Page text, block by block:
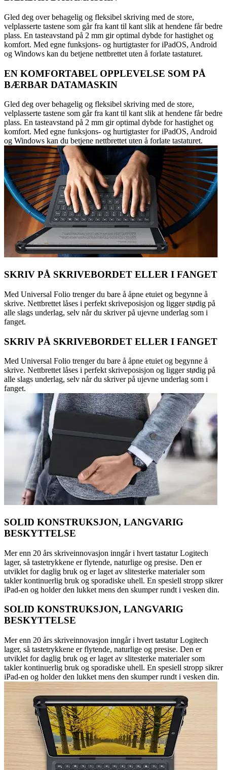
Gled deg over behagelig og fleksibel skriving med de store,
velplasserte tastene som går fra kant til kant slik at hendene får bedre
plass. En tasteavstand på 2 mm gir optimal dybde for hastighet og
komfort. Med egne funksjons- og hurtigtaster for iPadOS, Android
og Windows kan du betjene nettbrettet uten å forlate tastaturet.
EN KOMFORTABEL OPPLEVELSE SOM PÅ
BÆRBAR DATAMASKIN
Gled deg over behagelig og fleksibel skriving med de store,
velplasserte tastene som går fra kant til kant slik at hendene får bedre
plass. En tasteavstand på 2 mm gir optimal dybde for hastighet og
komfort. Med egne funksjons- og hurtigtaster for iPadOS, Android
og Windows kan du betjene nettbrettet uten å forlate tastaturet.
SKRIV PÅ SKRIVEBORDET ELLER I FANGET
Med Universal Folio trenger du bare å åpne etuiet og begynne å
skrive. Nettbrettet låses i perfekt skriveposisjon og ligger stødig på
alle slags underlag, selv når du skriver på ujevne underlag som i
fanget.
SKRIV PÅ SKRIVEBORDET ELLER I FANGET
Med Universal Folio trenger du bare å åpne etuiet og begynne å
skrive. Nettbrettet låses i perfekt skriveposisjon og ligger stødig på
alle slags underlag, selv når du skriver på ujevne underlag som i
fanget.
SOLID KONSTRUKSJON, LANGVARIG
BESKYTTELSE
Mer enn 20 års skriveinnovasjon inngår i hvert tastatur Logitech
lager, så tastetrykkene er flytende, naturlige og presise. Den er
utviklet for daglig bruk og er laget av slitesterke materialer som
takler kontinuerlig bruk og sporadiske uhell. En spesiell stropp sikrer
iPad-en og holder den lukket mens den skumper rundt i vesken din.
SOLID KONSTRUKSJON, LANGVARIG
BESKYTTELSE
Mer enn 20 års skriveinnovasjon inngår i hvert tastatur Logitech
lager, så tastetrykkene er flytende, naturlige og presise. Den er
utviklet for daglig bruk og er laget av slitesterke materialer som
takler kontinuerlig bruk og sporadiske uhell. En spesiell stropp sikrer
iPad-en og holder den lukket mens den skumper rundt i vesken din.